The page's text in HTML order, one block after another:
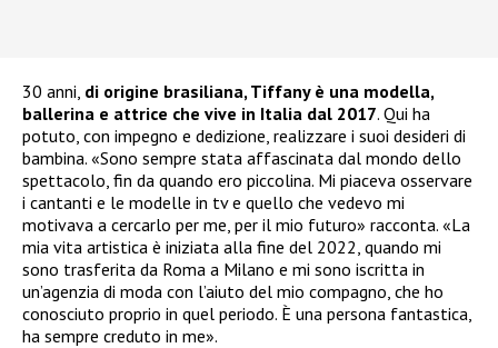
30 anni, di origine brasiliana, Tiffany è una modella,
ballerina e attrice che vive in Italia dal 2017. Qui ha
potuto, con impegno e dedizione, realizzare i suoi desideri di
bambina. «Sono sempre stata affascinata dal mondo dello
spettacolo, fin da quando ero piccolina. Mi piaceva osservare
i cantanti e le modelle in tv e quello che vedevo mi
motivava a cercarlo per me, per il mio futuro» racconta. «La
mia vita artistica è iniziata alla fine del 2022, quando mi
sono trasferita da Roma a Milano e mi sono iscritta in
un’agenzia di moda con l’aiuto del mio compagno, che ho
conosciuto proprio in quel periodo. È una persona fantastica,
ha sempre creduto in me».